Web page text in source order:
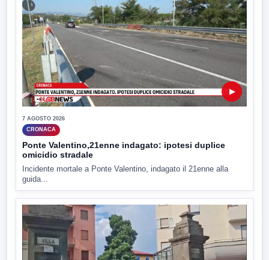
▶
7 AGOSTO 2026
CRONACA
Ponte Valentino,21enne indagato: ipotesi duplice
omicidio stradale
Incidente mortale a Ponte Valentino, indagato il 21enne alla
guida...